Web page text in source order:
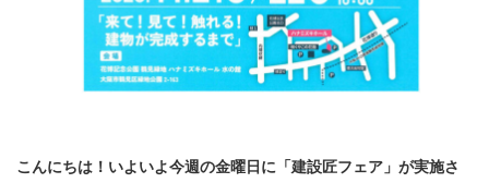
こんにちは！いよいよ今週の金曜日に「建設匠フェア」が実施さ